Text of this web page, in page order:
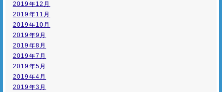
2019年12月
2019年11月
2019年10月
2019年9月
2019年8月
2019年7月
2019年5月
2019年4月
2019年3月